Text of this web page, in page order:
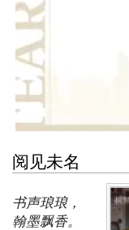
阅见未名
书声琅琅，
翰墨飘香。